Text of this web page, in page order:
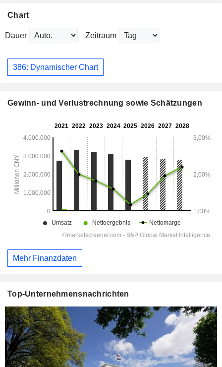
Chart
Dauer Zeitraum
386: Dynamischer Chart
Gewinn- und Verlustrechnung sowie Schätzungen
Mehr Finanzdaten
Top-Unternehmensnachrichten